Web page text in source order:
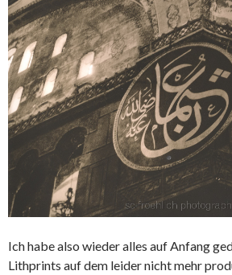
Ich habe also wieder alles auf Anfang
Lithprints auf dem leider nicht mehr